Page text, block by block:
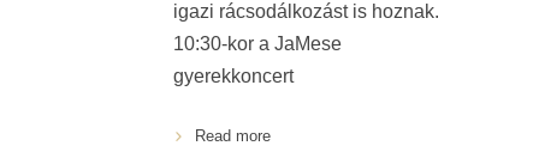
igazi rácsodálkozást is hoznak.
10:30-kor a JaMese
gyerekkoncert
Read more